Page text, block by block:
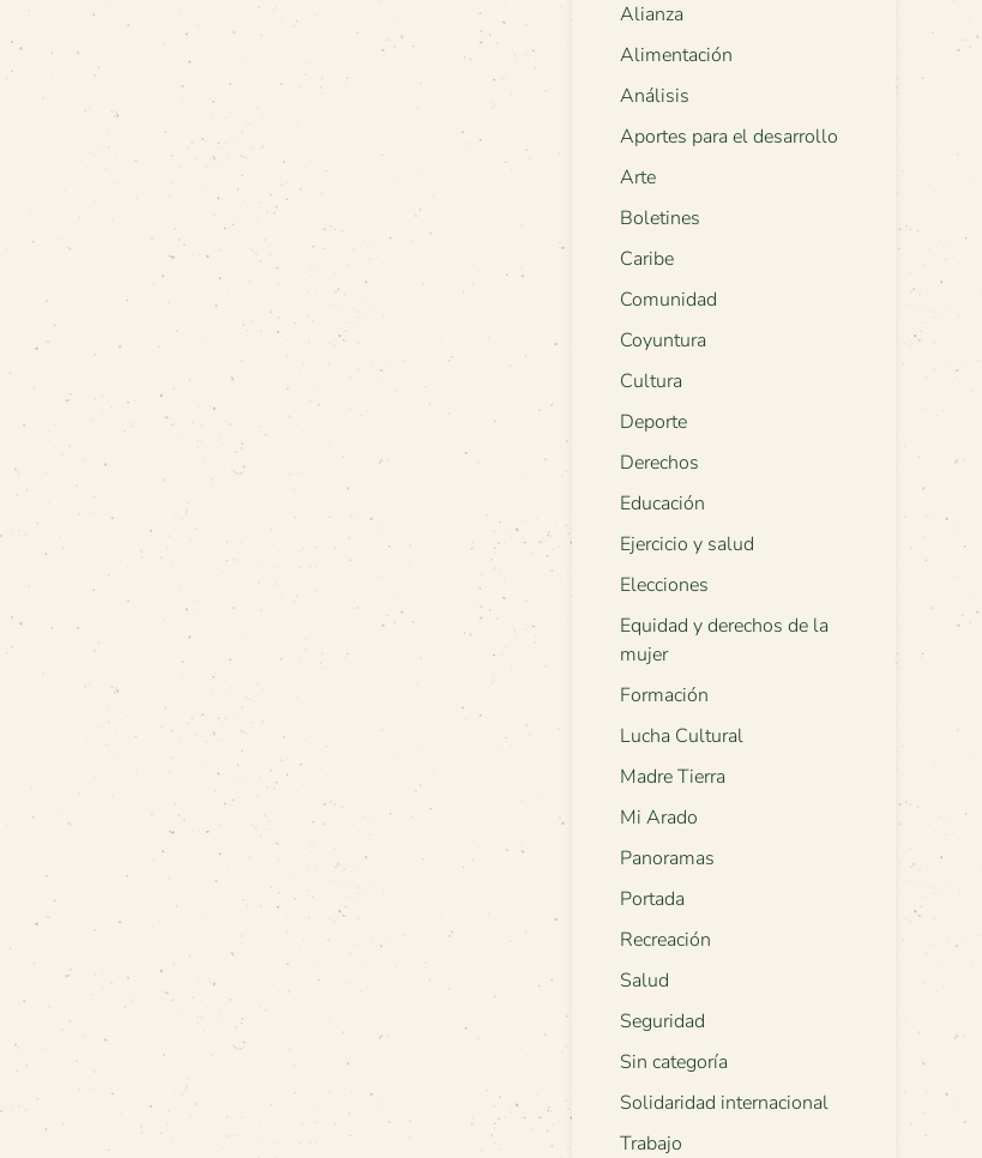
Alianza
Alimentación
Análisis
Aportes para el desarrollo
Arte
Boletines
Caribe
Comunidad
Coyuntura
Cultura
Deporte
Derechos
Educación
Ejercicio y salud
Elecciones
Equidad y derechos de la
mujer
Formación
Lucha Cultural
Madre Tierra
Mi Arado
Panoramas
Portada
Recreación
Salud
Seguridad
Sin categoría
Solidaridad internacional
Trabajo